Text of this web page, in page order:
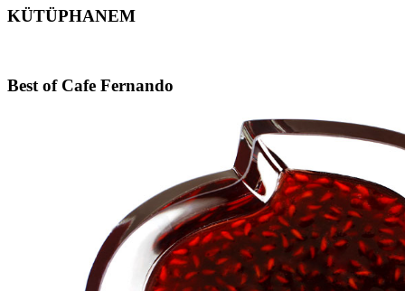
KÜTÜPHANEM
Footer
Best of Cafe Fernando